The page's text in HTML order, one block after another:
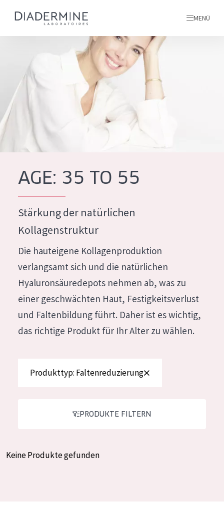
PRODUKTTYP
Feuchtigkeit und Ausstrahlung
Faltenreduzierung
Hautregeneration
Hautstraffung
PRODUKTTYP
Tagescreme
Augencreme
Essentials
ALLE PRODUKTE
MENÜ
Über uns
Inspiration
Kontakt
French
German
Spanish
AGE: 35 TO 55
Stärkung der natürlichen
Kollagenstruktur
Die hauteigene Kollagenproduktion
verlangsamt sich und die natürlichen
Hyaluronsäuredepots nehmen ab, was zu
einer geschwächten Haut, Festigkeitsverlust
und Faltenbildung führt. Daher ist es wichtig,
das richtige Produkt für Ihr Alter zu wählen.
Produkttyp: Faltenreduzierung
PRODUKTE FILTERN
Keine Produkte gefunden